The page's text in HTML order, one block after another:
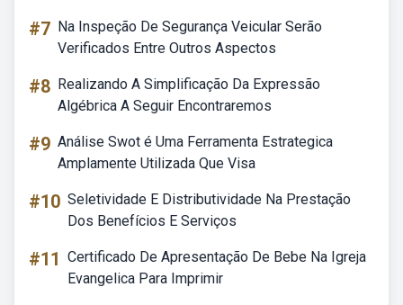
#7 Na Inspeção De Segurança Veicular Serão
Verificados Entre Outros Aspectos
#8 Realizando A Simplificação Da Expressão
Algébrica A Seguir Encontraremos
#9 Análise Swot é Uma Ferramenta Estrategica
Amplamente Utilizada Que Visa
#10 Seletividade E Distributividade Na Prestação
Dos Benefícios E Serviços
#11 Certificado De Apresentação De Bebe Na Igreja
Evangelica Para Imprimir